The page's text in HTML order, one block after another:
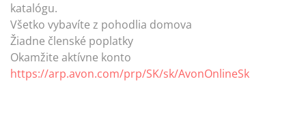
katalógu.
Všetko vybavíte z pohodlia domova
Žiadne členské poplatky
Okamžite aktívne konto
https://arp.avon.com/prp/SK/sk/AvonOnlineSk